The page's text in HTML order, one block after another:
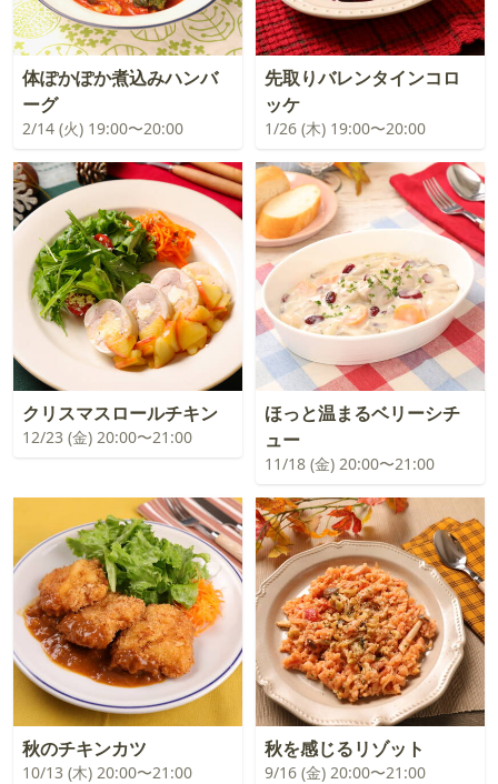
体ぽかぽか煮込みハンバ
ーグ
2/14 (火) 19:00〜20:00
先取りバレンタインコロ
ッケ
1/26 (木) 19:00〜20:00
クリスマスロールチキン
12/23 (金) 20:00〜21:00
ほっと温まるベリーシチ
ュー
11/18 (金) 20:00〜21:00
秋のチキンカツ
10/13 (木) 20:00〜21:00
秋を感じるリゾット
9/16 (金) 20:00〜21:00